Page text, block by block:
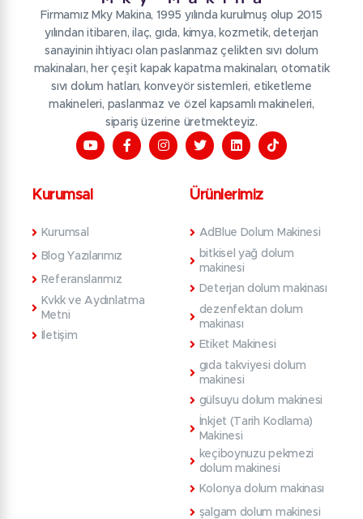
Firmamız Mky Makina, 1995 yılında kurulmuş olup 2015
yılından itibaren, ilaç, gıda, kimya, kozmetik, deterjan
sanayinin ihtiyacı olan paslanmaz çelikten sıvı dolum
makinaları, her çeşit kapak kapatma makinaları, otomatik
sıvı dolum hatları, konveyör sistemleri, etiketleme
makineleri, paslanmaz ve özel kapsamlı makineleri,
sipariş üzerine üretmekteyiz.
Kurumsal
Kurumsal
Blog Yazılarımız
Referanslarımız
Kvkk ve Aydınlatma
Metni
İletişim
Ürünlerimiz
AdBlue Dolum Makinesi
bitkisel yağ dolum
makinesi
Deterjan dolum makinası
dezenfektan dolum
makinası
Etiket Makinesi
gıda takviyesi dolum
makinesi
gülsuyu dolum makinesi
İnkjet (Tarih Kodlama)
Makinesi
keçiboynuzu pekmezi
dolum makinesi
Kolonya dolum makinası
şalgam dolum makinesi